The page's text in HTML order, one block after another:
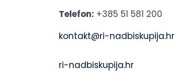
Telefon: +385 51 581 200
kontakt@ri-nadbiskupija.hr
ri-nadbiskupija.hr